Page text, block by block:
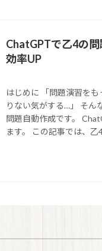
ChatGPTで乙4の
効率UP
はじめに 「問題演習を
りない気がする…」 そん
問題自動作成です。
ます。 この記事では、